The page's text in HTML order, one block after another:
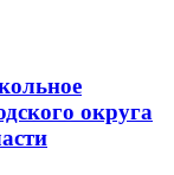
округа